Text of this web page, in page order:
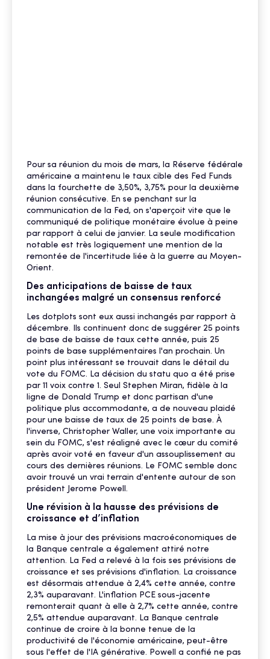
Pour sa réunion du mois de mars, la Réserve fédérale
américaine a maintenu le taux cible des Fed Funds
dans la fourchette de 3,50%, 3,75% pour la deuxième
réunion consécutive. En se penchant sur la
communication de la Fed, on s'aperçoit vite que le
communiqué de politique monétaire évolue à peine
par rapport à celui de janvier. La seule modification
notable est très logiquement une mention de la
remontée de l'incertitude liée à la guerre au Moyen-
Orient.
Des anticipations de baisse de taux
inchangées malgré un consensus renforcé
Les dotplots sont eux aussi inchangés par rapport à
décembre. Ils continuent donc de suggérer 25 points
de base de baisse de taux cette année, puis 25
points de base supplémentaires l'an prochain. Un
point plus intéressant se trouvait dans le détail du
vote du FOMC. La décision du statu quo a été prise
par 11 voix contre 1. Seul Stephen Miran, fidèle à la
ligne de Donald Trump et donc partisan d'une
politique plus accommodante, a de nouveau plaidé
pour une baisse de taux de 25 points de base. À
l'inverse, Christopher Waller, une voix importante au
sein du FOMC, s'est réaligné avec le cœur du comité
après avoir voté en faveur d'un assouplissement au
cours des dernières réunions. Le FOMC semble donc
avoir trouvé un vrai terrain d'entente autour de son
président Jerome Powell.
Une révision à la hausse des prévisions de
croissance et d’inflation
La mise à jour des prévisions macroéconomiques de
la Banque centrale a également attiré notre
attention. La Fed a relevé à la fois ses prévisions de
croissance et ses prévisions d'inflation. La croissance
est désormais attendue à 2,4% cette année, contre
2,3% auparavant. L'inflation PCE sous-jacente
remonterait quant à elle à 2,7% cette année, contre
2,5% attendue auparavant. La Banque centrale
continue de croire à la bonne tenue de la
productivité de l'économie américaine, peut-être
sous l'effet de l'IA générative. Powell a confié ne pas